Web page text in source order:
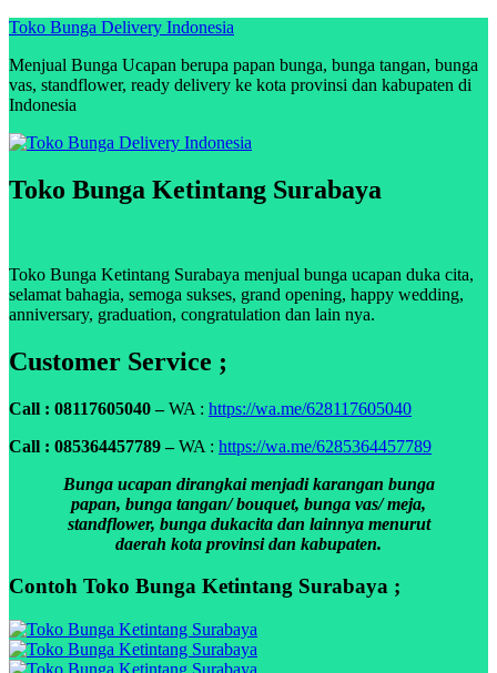
Skip
content
Toko Bunga Delivery Indonesia
Menjual Bunga Ucapan berupa papan bunga, bunga tangan, bunga
vas, standflower, ready delivery ke kota provinsi dan kabupaten di
Indonesia
Toko Bunga Ketintang Surabaya
Toko Bunga Ketintang Surabaya menjual bunga ucapan duka cita,
selamat bahagia, semoga sukses, grand opening, happy wedding,
anniversary, graduation, congratulation dan lain nya.
Customer Service ;
Call : 08117605040 –WA : https://wa.me/628117605040
Call : 085364457789 –WA : https://wa.me/6285364457789
Bunga ucapan dirangkai menjadi karangan bunga
papan, bunga tangan/ bouquet, bunga vas/ meja,
standflower, bunga dukacita dan lainnya menurut
daerah kota provinsi dan kabupaten.
Contoh Toko Bunga Ketintang Surabaya ;